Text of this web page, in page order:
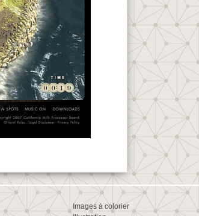
Images à colorier